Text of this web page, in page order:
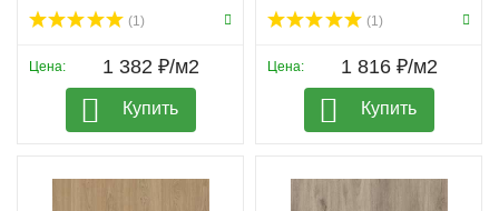
(1)
Цена: 1 382 ₽/м2
Купить
(1)
Цена: 1 816 ₽/м2
Купить